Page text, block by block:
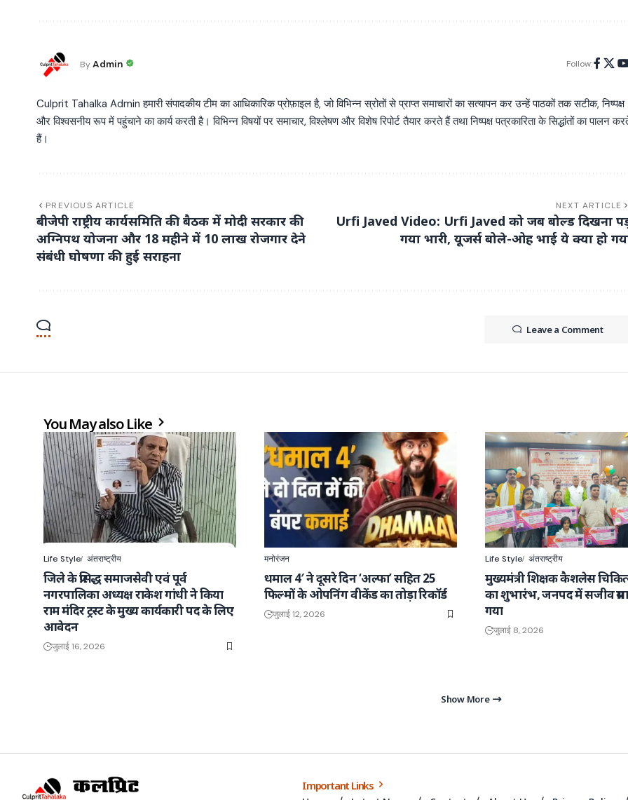
ByAdmin Follow:
Culprit Tahalka Admin हमारी संपादकीय टीम का आधिकारिक प्रोफ़ाइल है, जो विभिन्न स्रोतों से प्राप्त समाचारों का सत्यापन कर उन्हें पाठकों तक सटीक, निष्पक्ष
और विश्वसनीय रूप में पहुंचाने का कार्य करती है। विभिन्न विषयों पर समाचार, विश्लेषण और विशेष रिपोर्ट तैयार करते हैं तथा निष्पक्ष पत्रकारिता के सिद्धांतों का पालन
हैं।
PREVIOUS ARTICLE
बीजेपी राष्ट्रीय कार्यसमिति की बैठक में मोदी सरकार की
अग्निपथ योजना और 18 महीने में 10 लाख रोजगार देने
संबंधी घोषणा की हुई सराहना
NEXT ARTICLE
Urfi Javed Video: Urfi Javed को जब बोल्ड दिखना
गया भारी, यूजर्स बोले-ओह भाई ये क्या हो
Leave a Comment
You May also Like
Life Style अंतराष्ट्रीय
जिले के प्रसिद्ध समाजसेवी एवं पूर्व
नगरपालिका अध्यक्ष राकेश गांधी ने किया
राम मंदिर ट्रस्ट के मुख्य कार्यकारी पद के लिए
आवेदन
जुलाई 16, 2026
मनोरंजन
धमाल 4′ ने दूसरे दिन ‘अल्फा’ सहित 25
फिल्मों के ओपनिंग वीकेंड का तोड़ा रिकॉर्ड
जुलाई 12, 2026
Life Style अंतराष्ट्रीय
मुख्यमंत्री शिक्षक कैशलेस
का शुभारंभ, जनपद में सजीव
गया
जुलाई 8, 2026
Show More
Important Links